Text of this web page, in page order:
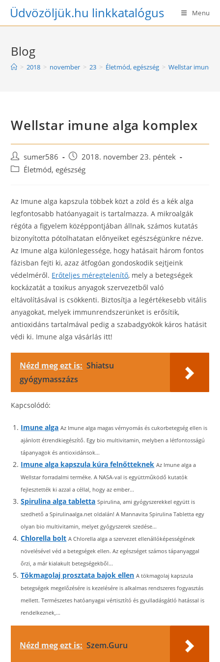
SkipÜdvözöljük.hu linkkatalógus Menu
Blog
> 2018 > november > 23 > Életmód, egészség > Wellstar imune
Wellstar imune alga komplex
Post
author:
sumer586
Post
published:
2018. november 23. péntek
PostÉletmód, egészség
Az Imune alga kapszula többek közt a zöld és a kék alga
legfontosabb hatóanyagait is tartalmazza. A mikroalgák
régóta a figyelem középpontjában állnak, számos kutatás
bizonyította pótolhatatan előnyeiket egészségünkre nézve.
Az Imune alga különlegessége, hogy hatásait három fontos
fázisban fejti ki, azaz átfogóan gondoskodik sejtjeink
védelméről. Erőteljes méregtelenítő, mely a betegségek
kockázatát a toxikus anyagok szervezetből való
eltávolításával is csökkenti. Biztosítja a legértékesebb vitális
anyagokat, melyek immunrendszerünket is erősítik,
antioxidáns tartalmával pedig a szabadgyökök káros hatásit
védi ki. Imune alga vásárlás itt!
Nézd meg ezt is: Shiatsu
gyógymasszázs
Kapcsolódó:
Imune alga Az Imune alga magas vérnyomás és cukorbetegség ellen is
ajánlott étrendkiegészítő. Egy bio multivitamin, melyben a létfontosságú
tápanyagok és antioxidánsok...
Imune alga kapszula kúra felnőtteknek Az Imune alga a
Wellstar forradalmi terméke. A NASA-val is együttműködő kutatók
fejlesztették ki azzal a céllal, hogy az ember...
Spirulina alga tabletta Spirulina, ami gyógyszerekkel együtt is
szedhető a Spirulinaalga.net oldalán! A Mannavita Spirulina Tabletta egy
olyan bio multivitamin, melyet gyógyszerek szedése...
Chlorella bolt A Chlorella alga a szervezet ellenállóképességének
növelésével véd a betegségek ellen. Az egészséget számos tápanyaggal
őrzi, a már kialakult betegségekből...
Tökmagolaj prosztata bajok ellen A tökmagolaj kapszula
betegségek megelőzésére is kezelésére is alkalmas rendszeres fogyasztás
mellett. Természetes hatóanyagai vértisztító és gyulladásgátló hatással is
rendelkeznek,...
Nézd meg ezt is: Szem.Guru